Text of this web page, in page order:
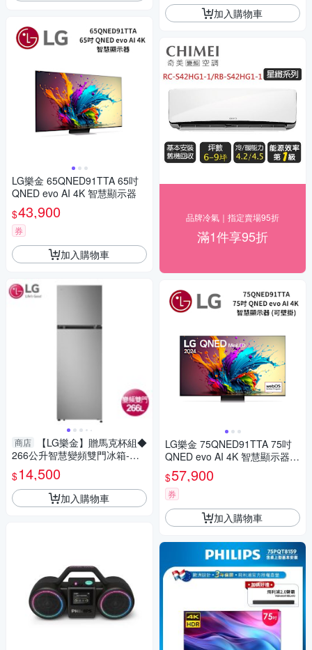
LG樂金 65QNED91TTA 65吋
QNED evo AI 4K 智慧顯示器
$43,900
券
加入購物車
商店
【LG樂金】贈馬克杯組◆
266公升智慧變頻雙門冰箱-星
辰銀GN-L266SVN~含拆箱定位
+舊機回收
$14,500
加入購物車
加入購物車
品牌冷氣｜指定賣場95折
滿1件享95折
LG樂金 75QNED91TTA 75吋
QNED evo AI 4K 智慧顯示器
(可壁掛)
$57,900
券
加入購物車